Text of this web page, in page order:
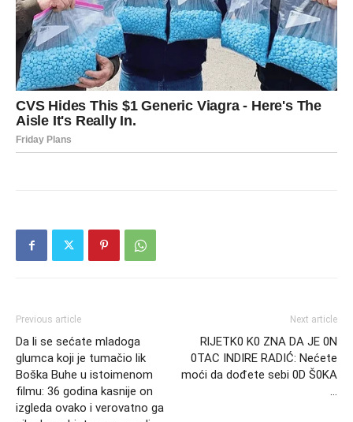
Previous article
Da li se sećate mladoga
glumca koji je tumačio lik
Boška Buhe u istoimenom
filmu: 36 godina kasnije on
izgleda ovako i verovatno ga
Next article
RlJETK0 K0 ZNA DA JE 0N
0TAC INDIRE RADIĆ: Nećete
moći da dođete sebi 0D Š0KA
…